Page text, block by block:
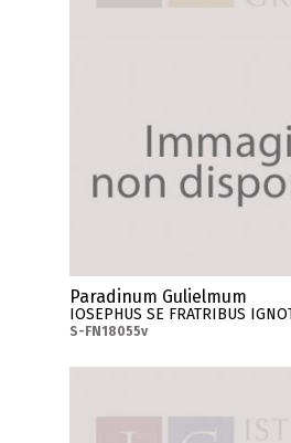
Paradinum Gulielmum
IOSEPHUS SE FRATRIBUS
S-FN18055v